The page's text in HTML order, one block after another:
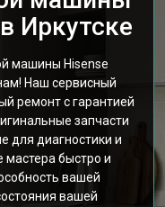
Иркутске
машины Hisense
Наш сервисный
ремонт с гарантией
запчасти
для диагностики и
быстро и
вашей
вашей